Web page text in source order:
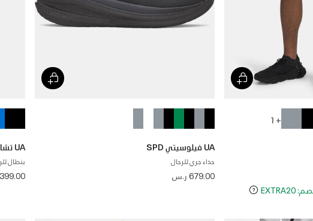
+ 1
UA فيلوسيتي SPD
حذاء جري للرجال
679.00 ر.س
UA تشالنجر برو
بنطال
399.00 ر.س